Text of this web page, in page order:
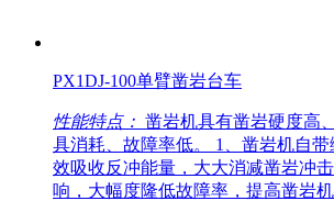
PX1DJ-100单臂凿岩台车
性能特点： 凿岩机具有凿岩硬度高
具消耗、故障率低。 1、凿岩机自
效吸收反冲能量，大大消减凿岩冲
响，大幅度隆低故障率，提高凿岩